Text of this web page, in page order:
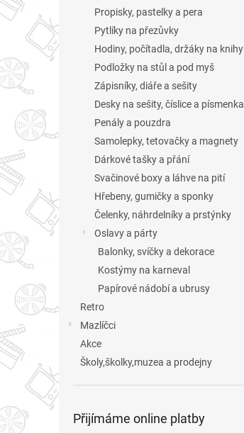
Propisky, pastelky a pera
Pytlíky na přezůvky
Hodiny, počítadla, držáky na knihy
Podložky na stůl a pod myš
Zápisníky, diáře a sešity
Desky na sešity, číslice a písmenka
Penály a pouzdra
Samolepky, tetovačky a magnety
Dárkové tašky a přání
Svačinové boxy a láhve na pití
Hřebeny, gumičky a sponky
Čelenky, náhrdelníky a prstýnky
Oslavy a párty
Balonky, svíčky a dekorace
Kostýmy na karneval
Papírové nádobí a ubrusy
Retro
Mazlíčci
Akce
Školy,školky,muzea a prodejny
Přijímáme online platby